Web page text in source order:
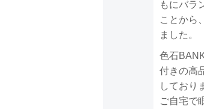
もにバラ
ことから
ました。
色石
付きの高
しており
ご自宅で